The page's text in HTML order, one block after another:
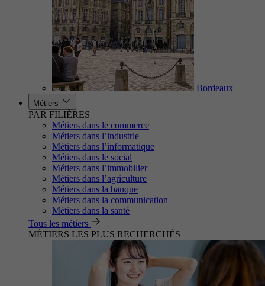
Bordeaux
Métiers
PAR FILIÈRES
Métiers dans le commerce
Métiers dans l’industrie
Métiers dans l’informatique
Métiers dans le social
Métiers dans l’immobilier
Métiers dans l’agriculture
Métiers dans la banque
Métiers dans la communication
Métiers dans la santé
Tous les métiers
MÉTIERS LES PLUS RECHERCHÉS